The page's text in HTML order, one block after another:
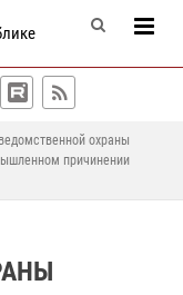
охраны
причинении